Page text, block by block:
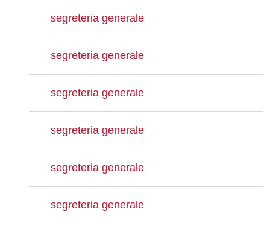
segreteria generale
segreteria generale
segreteria generale
segreteria generale
segreteria generale
segreteria generale